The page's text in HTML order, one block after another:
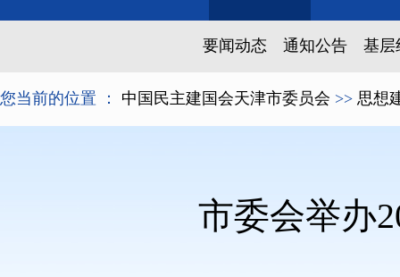
要闻动态 通知公告 基层
您当前的位置 ： 中国民主建国会天津市委员会 >> 思想
市委会举办